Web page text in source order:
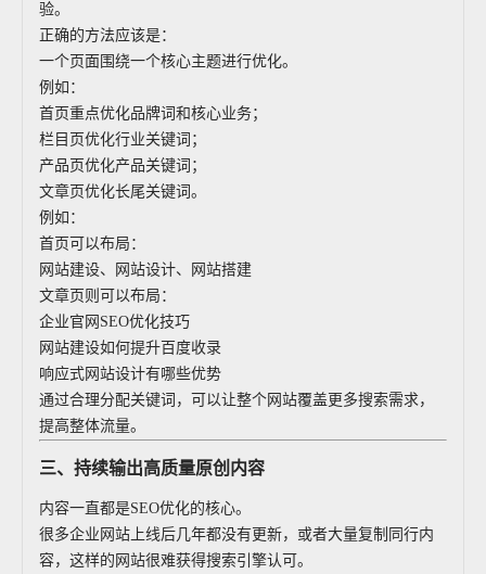
验。
正确的方法应该是：
一个页面围绕一个核心主题进行优化。
例如：
首页重点优化品牌词和核心业务；
栏目页优化行业关键词；
产品页优化产品关键词；
文章页优化长尾关键词。
例如：
首页可以布局：
网站建设、网站设计、网站搭建
文章页则可以布局：
企业官网SEO优化技巧
网站建设如何提升百度收录
响应式网站设计有哪些优势
通过合理分配关键词，可以让整个网站覆盖更多搜索需求，
提高整体流量。
三、持续输出高质量原创内容
内容一直都是SEO优化的核心。
很多企业网站上线后几年都没有更新，或者大量复制同行内
容，这样的网站很难获得搜索引擎认可。